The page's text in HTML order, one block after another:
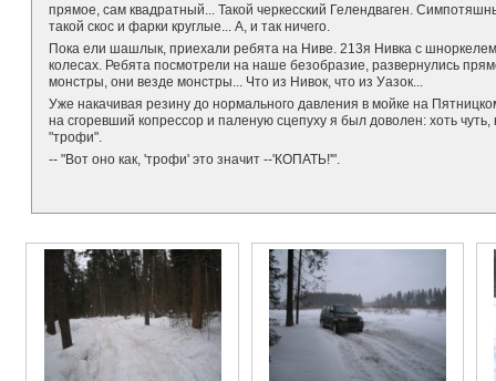
прямое, сам квадратный... Такой черкесский Гелендваген.
такой скос и фарки круглые... А, и так ничего.
Пока ели шашлык, приехали ребята на Ниве. 213я Нивка с
колесах. Ребята посмотрели на наше безобразие, развернулись
монстры, они везде монстры... Что из Нивок, что из Уазок...
Уже накачивая резину до нормального давления в мойке на
на сгоревший копрессор и паленую сцепуху я был доволен: хоть
"трофи".
-- "Вот оно как, 'трофи' это значит --'КОПАТЬ!'".